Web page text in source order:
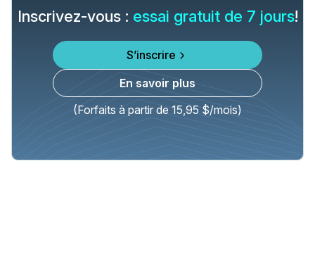
Inscrivez-vous : essai gratuit de 7 jours!
S’inscrire
En savoir plus
(Forfaits à partir de 15,95 $/mois)